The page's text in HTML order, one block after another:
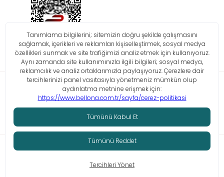
Bilgi Toplumu Hizmetleri KVKK Çerez Politikası İşlem Rehberi
© Tüm hakları saklıdır. Bellona 2026